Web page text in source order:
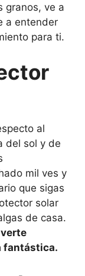
granos, ve a
a entender
para ti.
al
del sol y de
mil ves y
que sigas
solar
de casa.
fantástica.